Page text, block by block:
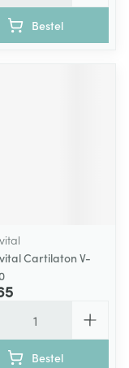
Bestel
Cartilaton V-
Bestel